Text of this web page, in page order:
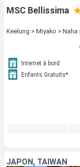
MSC Bellissima
Keelung > Miyako > Naha
Internet à bord
Enfants Gratuits*
JAPON, TAÏWAN